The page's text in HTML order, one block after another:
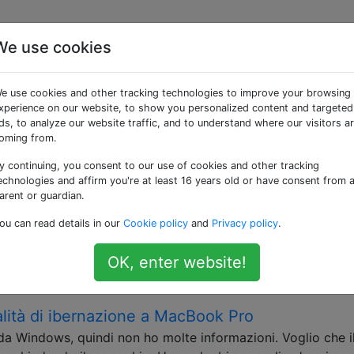
«hibernate»
sicura. Questa è l'azione che un Mac intraprende
opzione "Ibernazione"?
a MacBook Pro. In Windows, ci sono le seguenti
entra in un "sonno leggero" dal quale può risvegliarsi
ma viene consumata molta energia. Ibernazione : il
…
di ibernazione a MacBook Pro
Windows, quindi non ho molte informazioni. Voglio che
use cookies
use cookies and other tracking technologies to improve your browsing
on our website, to show you personalized content and targeted
to analyze our website traffic, and to understand where our visitors
from.
continuing, you consent to our use of cookies and other tracking
and affirm you're at least 16 years old or have consent from a
or guardian.
can read details in our Cookie policy and Privacy policy.
OK, enter website!